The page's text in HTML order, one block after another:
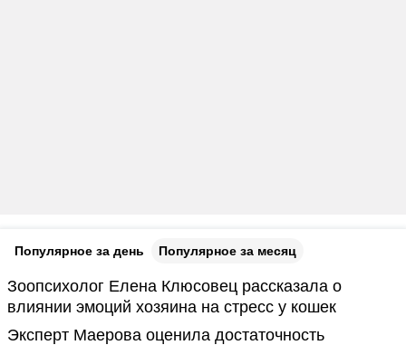
Популярное за день Популярное за месяц
Зоопсихолог Елена Клюсовец рассказала о
влиянии эмоций хозяина на стресс у кошек
Эксперт Маерова оценила достаточность